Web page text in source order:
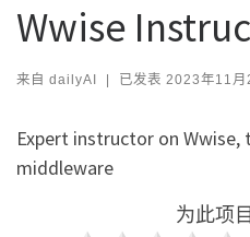
Wwise
来自 dailyAI | 已发表 2023年11月
Expert instructor on Wwise,
middleware
为此项